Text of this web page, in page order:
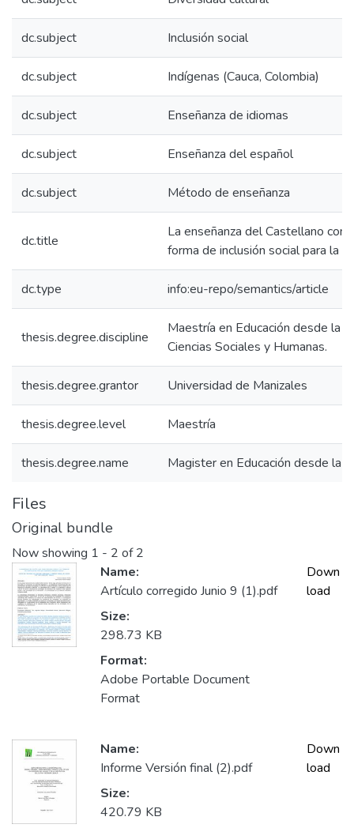
dc.subject Inclusión social
dc.subject Indígenas (Cauca, Colombia)
dc.subject Enseñanza de idiomas
dc.subject Enseñanza del español
dc.subject Método de enseñanza
dc.title
La enseñanza del Castellano
forma de inclusión social para la
dc.type info:eu-repo/semantics/article
thesis.degree.discipline
Maestría en Educación desde la
Ciencias Sociales y Humanas.
thesis.degree.grantor Universidad de Manizales
thesis.degree.level Maestría
thesis.degree.name Magister en Educación desde la
Files
Original bundle
Now showing 1 - 2 of 2
Name:
Artículo corregido Junio 9 (1).pdf
Size:
298.73 KB
Format:
Adobe Portable Document
Format
Down
load
Name:
Informe Versión final (2).pdf
Size:
420.79 KB
Down
load